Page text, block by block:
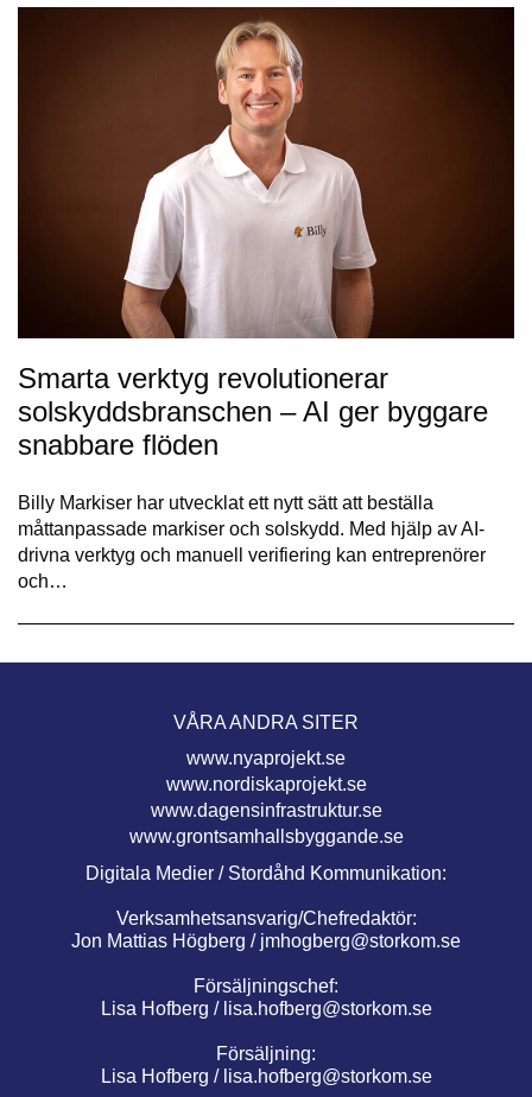
Smarta verktyg revolutionerar
solskyddsbranschen – AI ger byggare
snabbare flöden
Billy Markiser har utvecklat ett nytt sätt att beställa
måttanpassade markiser och solskydd. Med hjälp av AI-
drivna verktyg och manuell verifiering kan entreprenörer
och…
VÅRA ANDRA SITER
www.nyaprojekt.se
www.nordiskaprojekt.se
www.dagensinfrastruktur.se
www.grontsamhallsbyggande.se
Digitala Medier / Stordåhd Kommunikation:
Verksamhetsansvarig/Chefredaktör:
Jon Mattias Högberg / jmhogberg@storkom.se
Försäljningschef:
Lisa Hofberg / lisa.hofberg@storkom.se
Försäljning:
Lisa Hofberg / lisa.hofberg@storkom.se